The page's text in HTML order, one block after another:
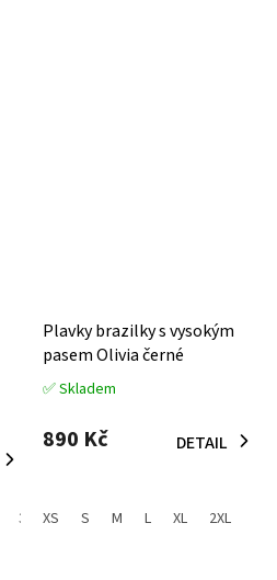
3XL
Plavky brazilky s vysokým
pasem Olivia černé
Průměrné
produktu
5
✅ Skladem
890 Kč DETAIL
XS S M L XL 2XL